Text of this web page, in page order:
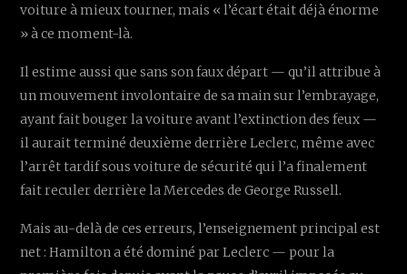
voiture à mieux tourner, mais « l’écart était déjà énorme
» à ce moment-là.
Il estime aussi que sans son faux départ — qu’il attribue à
un mouvement involontaire de sa main sur l’embrayage,
ayant fait bouger la voiture avant l’extinction des feux —
il aurait terminé deuxième derrière Leclerc, même avec
l’arrêt tardif sous voiture de sécurité qui l’a finalement
fait reculer derrière la Mercedes de George Russell.
Mais au-delà de ces erreurs, l’enseignement principal est
net : Hamilton a été dominé par Leclerc — pour la